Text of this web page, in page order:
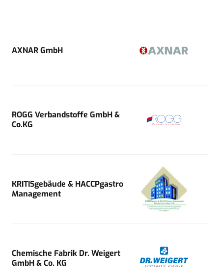
AXNAR GmbH
ROGG Verbandstoffe GmbH &
Co.KG
KRITISgebäude & HACCPgastro
Management
Chemische Fabrik Dr. Weigert
GmbH & Co. KG